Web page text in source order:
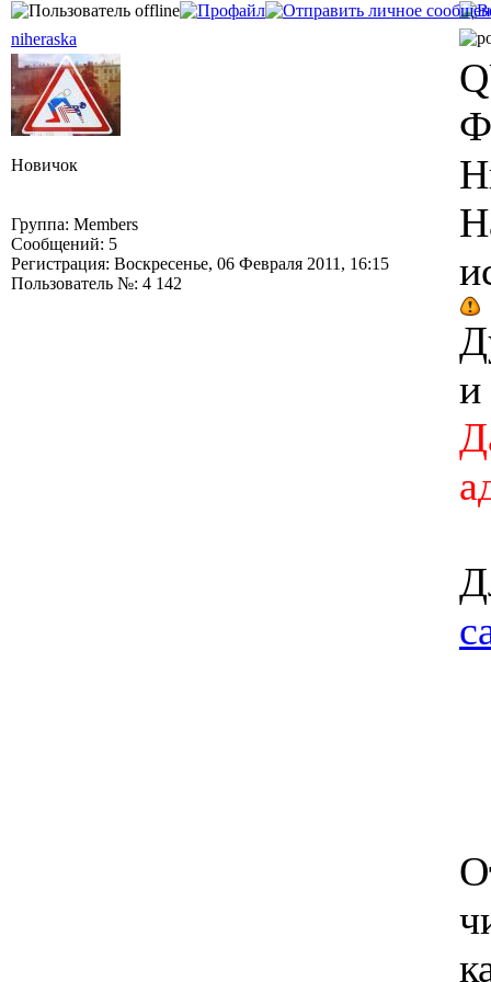
niheraska
Новичок
Группа: Members
Сообщений: 5
Регистрация: Воскресенье, 06 Февраля 2011, 16:15
Пользователь №: 4 142
и